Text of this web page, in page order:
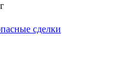
сделки